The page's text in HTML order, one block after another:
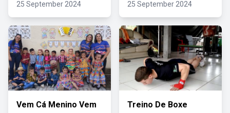
25 September 2024 25 September 2024
Vem Cá Menino Vem
Treino De Boxe